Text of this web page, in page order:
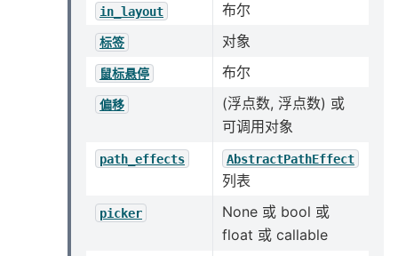
in_layout 布尔
标签 对象
鼠标悬停 布尔
偏移
(浮点数, 浮点数) 或
可调用对象
path_effects AbstractPathEffect
列表
picker
None 或 bool 或
float 或 callable